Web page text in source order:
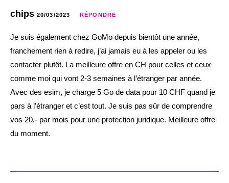
chips 20/03/2023 RÉPONDRE
Je suis également chez GoMo depuis bientôt une année,
franchement rien à redire, j’ai jamais eu à les appeler ou les
contacter plutôt. La meilleure offre en CH pour celles et ceux
comme moi qui vont 2-3 semaines à l’étranger par année.
Avec des esim, je charge 5 Go de data pour 10 CHF quand je
pars à l’étranger et c’est tout. Je suis pas sûr de comprendre
vos 20.- par mois pour une protection juridique. Meilleure offre
du moment.